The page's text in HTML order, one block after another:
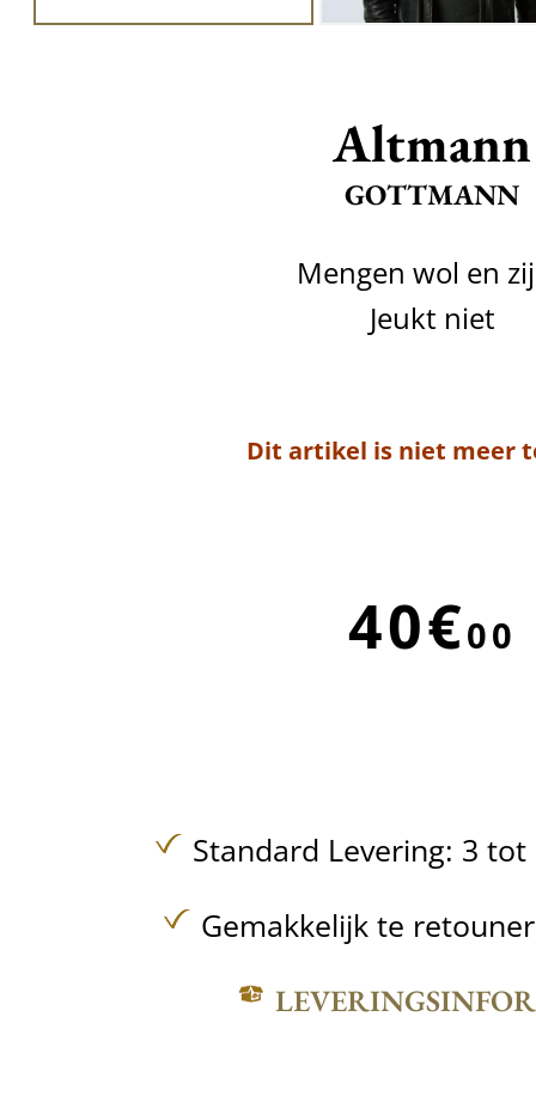
Altmann
GOTTMANN
Mengen wol en
Jeukt niet
Dit artikel is niet meer
40€00
Standard Levering: 3
Gemakkelijk te